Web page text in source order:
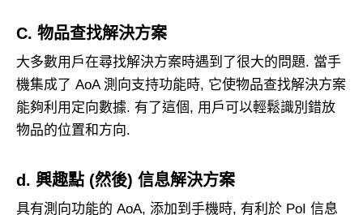
C. 物品查找解決方案
大多數用戶在尋找解決方案時遇到了很大的問題. 當手
機集成了 AoA 測向支持功能時, 它使物品查找解決方案
能夠利用定向數據. 有了這個, 用戶可以輕鬆識別錯放
物品的位置和方向.
d. 興趣點 (然後) 信息解決方案
具有測向功能的 AoA, 添加到手機時, 有利於 PoI 信息